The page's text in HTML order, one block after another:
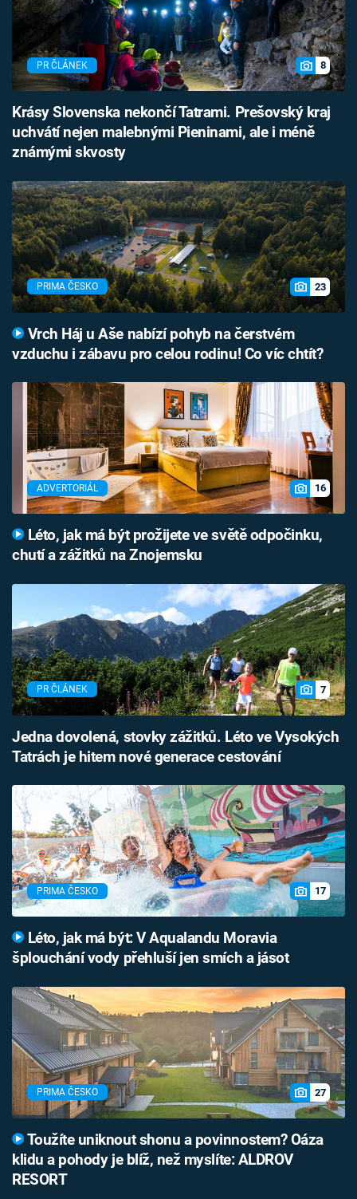
PR ČLÁNEK 8
Krásy Slovenska nekončí Tatrami. Prešovský kraj
uchvátí nejen malebnými Pieninami, ale i méně
známými skvosty
PRIMA ČESKO 23
Vrch Háj u Aše nabízí pohyb na čerstvém
vzduchu i zábavu pro celou rodinu! Co víc chtít?
ADVERTORIÁL 16
Léto, jak má být prožijete ve světě odpočinku,
chutí a zážitků na Znojemsku
PR ČLÁNEK 7
Jedna dovolená, stovky zážitků. Léto ve Vysokých
Tatrách je hitem nové generace cestování
PRIMA ČESKO 17
Léto, jak má být: V Aqualandu Moravia
šplouchání vody přehluší jen smích a jásot
PRIMA ČESKO 27
Toužíte uniknout shonu a povinnostem? Oáza
klidu a pohody je blíž, než myslíte: ALDROV
RESORT